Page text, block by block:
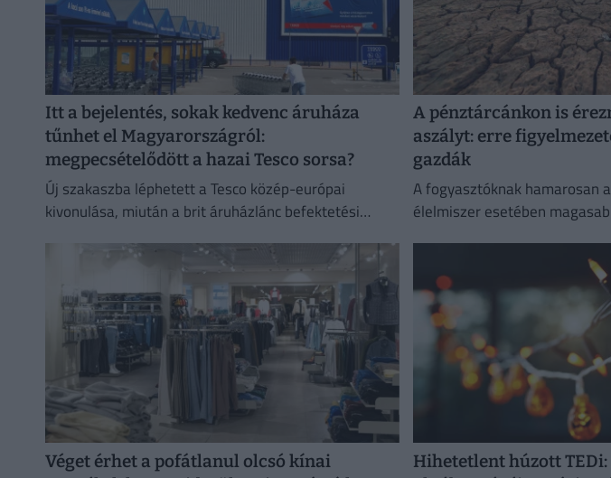
Itt a bejelentés, sokak kedvenc áruháza
tűnhet el Magyarországról:
megpecsételődött a hazai Tesco sorsa?
Új szakaszba léphetett a Tesco közép-európai
kivonulása, miután a brit áruházlánc befektetési
A pénztárcánkon is
aszályt: erre
gazdák
A fogyasztóknak hamarosan
élelmiszer esetében
Véget érhet a pofátlanul olcsó kínai
Hihetetlent húzott